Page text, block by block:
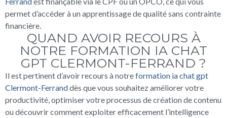
permet d’accéder à un apprentissage de qualité sans contrainte
financière.
QUAND AVOIR RECOURS À
NOTRE FORMATION IA CHAT
GPT CLERMONT-FERRAND ?
Il est pertinent d’avoir recours à notreformation ia chat gpt
Clermont-Ferranddès que vous souhaitez améliorer votre
productivité, optimiser votre processus de création de contenu
ou découvrir comment exploiter efficacement l’intelligence